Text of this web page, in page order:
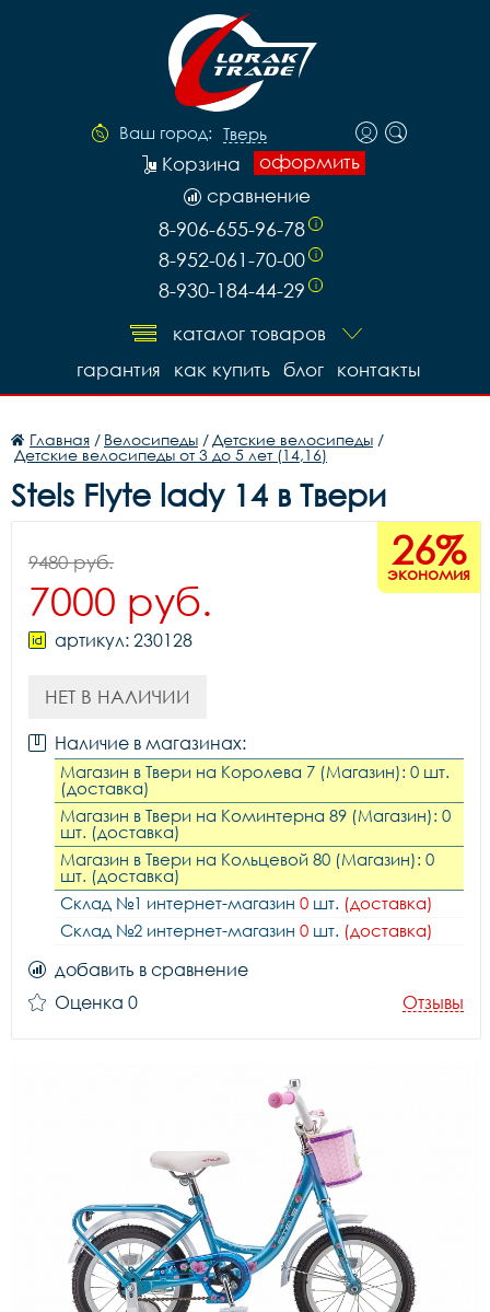
Ваш город: Тверь
оформить
Корзина
сравнение
8-906-655-96-78 i
8-952-061-70-00 i
8-930-184-44-29 i
каталог товаров
контакты
блог
как купить
гарантия
Главная / Велосипеды / Детские велосипеды /
Детские велосипеды от 3 до 5 лет (14,16)
Stels Flyte lady 14 в Твери
26%
экономия
9480 руб.
7000 руб.
артикул: 230128
НЕТ В НАЛИЧИИ
Наличие в магазинах:
Магазин в Твери на Королева 7 (Магазин): 0 шт.
(доставка)
Магазин в Твери на Коминтерна 89 (Магазин): 0
шт. (доставка)
Магазин в Твери на Кольцевой 80 (Магазин): 0
шт. (доставка)
Склад №1 интернет-магазин 0 шт. (доставка)
Склад №2 интернет-магазин 0 шт. (доставка)
добавить в сравнение
Оценка 0
Отзывы